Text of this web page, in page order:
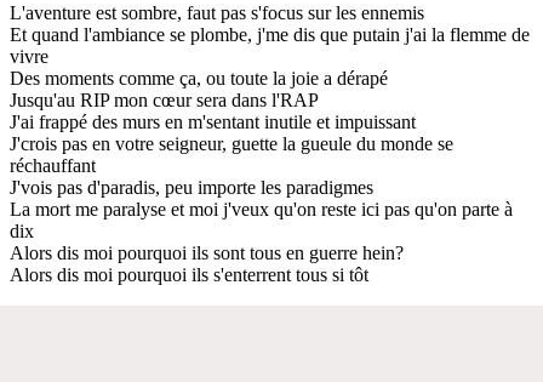
L'aventure est sombre, faut pas s'focus sur les ennemis
Et quand l'ambiance se plombe, j'me dis que putain j'ai la flemme de
vivre
Des moments comme ça, ou toute la joie a dérapé
Jusqu'au RIP mon cœur sera dans l'RAP
J'ai frappé des murs en m'sentant inutile et impuissant
J'crois pas en votre seigneur, guette la gueule du monde se
réchauffant
J'vois pas d'paradis, peu importe les paradigmes
La mort me paralyse et moi j'veux qu'on reste ici pas qu'on parte à
dix
Alors dis moi pourquoi ils sont tous en guerre hein?
Alors dis moi pourquoi ils s'enterrent tous si tôt